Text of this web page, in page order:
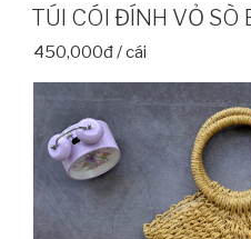
TÚI CÓI ĐÍNH VỎ SÒ
450,000đ / cái